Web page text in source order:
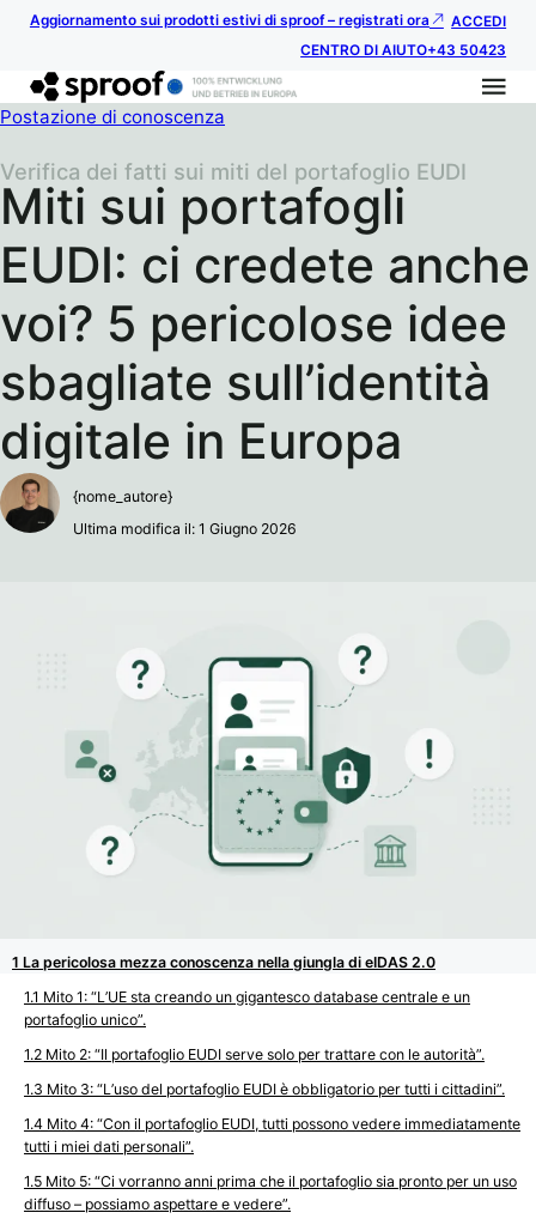
Aggiornamento sui prodotti estivi di sproof – registrati ora
ACCEDI
CENTRO DI AIUTO+43 50423
Postazione di conoscenza
Miti sui portafogli
EUDI: ci credete anche
voi? 5 pericolose idee
sbagliate sull’identità
digitale in Europa
Verifica dei fatti sui miti del portafoglio EUDI
{nome_autore}
Ultima modifica il: 1 Giugno 2026
La pericolosa mezza conoscenza nella giungla di eIDAS 2.0
Mito 1: “L’UE sta creando un gigantesco database centrale e un
portafoglio unico”.
Mito 2: “Il portafoglio EUDI serve solo per trattare con le autorità”.
Mito 3: “L’uso del portafoglio EUDI è obbligatorio per tutti i cittadini”.
Mito 4: “Con il portafoglio EUDI, tutti possono vedere immediatamente
tutti i miei dati personali”.
Mito 5: “Ci vorranno anni prima che il portafoglio sia pronto per un uso
diffuso – possiamo aspettare e vedere”.